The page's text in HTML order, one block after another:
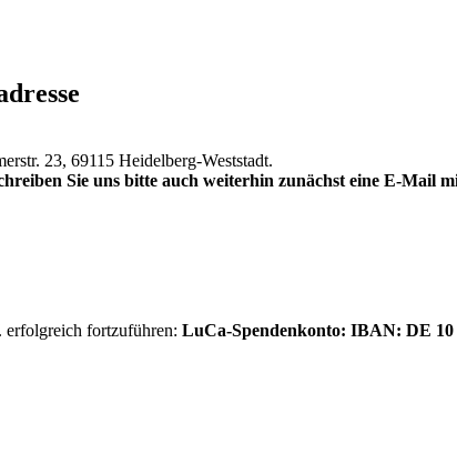
23, 69115 Heidelberg-Weststadt.
Sie uns bitte auch weiterhin zunächst eine E-Mail
fortzuführen: LuCa-Spendenkonto: IBAN: DE 10